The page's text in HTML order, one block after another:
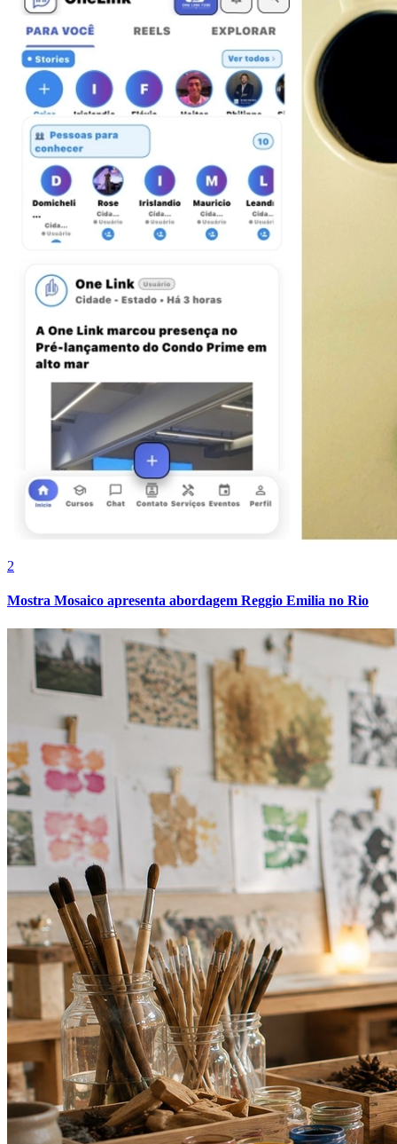
Athletico-PR
Bragantino
Vitória
2
Mostra Mosaico apresenta abordagem Reggio Emilia no Rio